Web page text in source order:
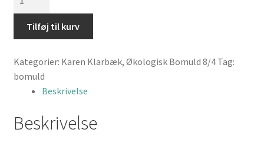
Økologisk
Bomuld
76
Golden
Curry
Tilføj til kurv
Kategorier: Karen Klarbæk, Økologisk Bomuld 8/4 Tag:
bomuld
Beskrivelse
Beskrivelse